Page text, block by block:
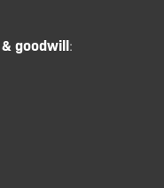
goodwill: